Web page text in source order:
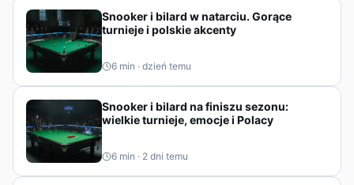
gracze szukają swoich szans w krajowych i
międzynarodowych turniejach.
Snooker i bilard w natarciu. Gorące
turnieje i polskie akcenty
6 min · dzień temu
Snooker i bilard na finiszu sezonu:
wielkie turnieje, emocje i Polacy
6 min · 2 dni temu